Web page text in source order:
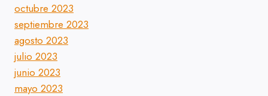
octubre 2023
septiembre 2023
agosto 2023
julio 2023
junio 2023
mayo 2023